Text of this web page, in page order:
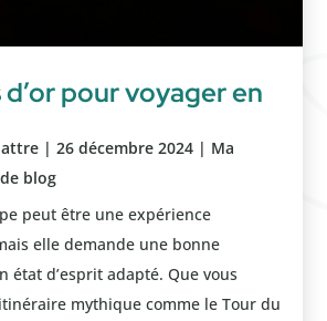
pour voyager en
|26 décembre 2024 | Ma
blog
peut être une expérience
elle demande une bonne
état d’esprit adapté. Que vous
mythique comme le Tour du